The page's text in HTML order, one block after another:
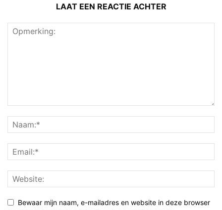
LAAT EEN REACTIE ACHTER
Bewaar mijn naam, e-mailadres en website in deze browser